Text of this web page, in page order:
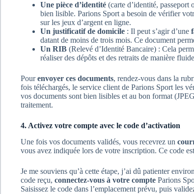
Une pièce d’identité (carte d’identité,
bien lisible. Parions Sport a besoin de vérifier
sur les jeux d’argent en ligne.
Un justificatif de domicile : Il peut s’agir d’une
datant de moins de trois mois. Ce document
Un RIB (Relevé d’Identité Bancaire) : Cela
réaliser des dépôts et des retraits de manière
Pourenvoyer ces documents, rendez-vous dans la
fois téléchargés, le service client de Parions Sport les
vos documents sont bien lisibles et au bon format
traitement.
4. Activez votre compte avec le code d’activation
Une fois vos documents validés, vous recevrez un
vous avez indiquée lors de votre inscription. Ce code
Je me souviens qu’à cette étape, j’ai dû patienter environ
code reçu, connectez-vous à votre compte Parions
Saisissez le code dans l’emplacement prévu, puis